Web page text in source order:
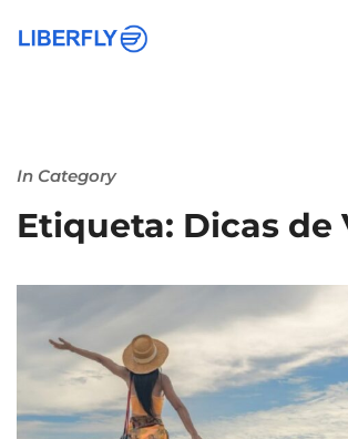
In Category
Etiqueta: Dicas de